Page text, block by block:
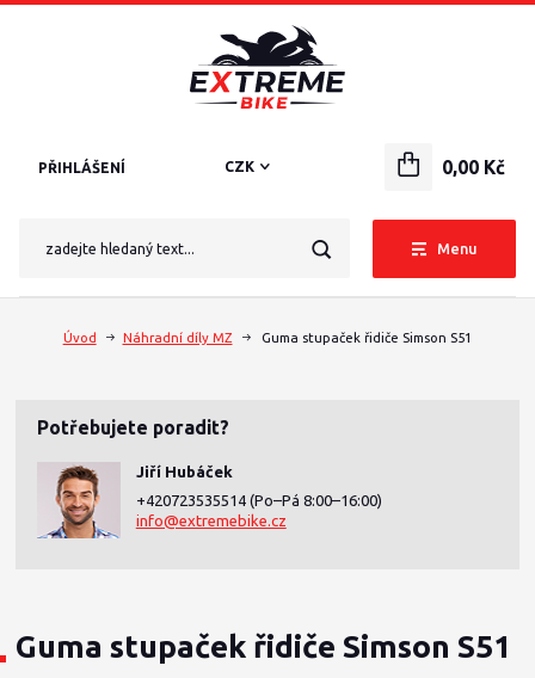
Menu
CZK
PŘIHLÁŠENÍ 0,00 Kč
Úvod Náhradní díly MZ Guma stupaček řidiče Simson S51
Potřebujete poradit?
Jiří Hubáček
+420723535514 (Po–Pá 8:00–16:00)
info@extremebike.cz
Guma stupaček řidiče Simson S51